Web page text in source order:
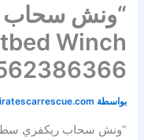
“ونش سحاب
Winch
بواسطة